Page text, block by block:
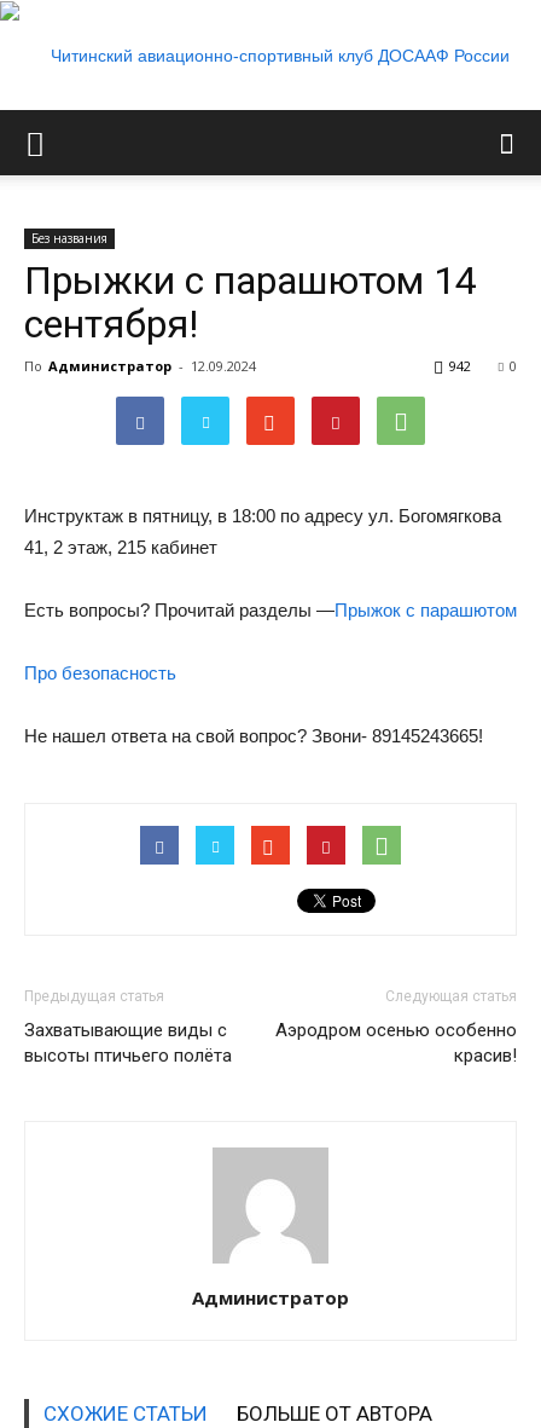
авиационно-
ДОСААФ
Без названия
Прыжки с парашютом 14
сентября!
По Администратор - 12.09.2024 0
942
Инструктаж в пятницу, в 18:00 по адресу ул. Богомягкова
41, 2 этаж, 215 кабинет
Есть вопросы? Прочитай разделы —Прыжок с парашютом
Про безопасность
Не нашел ответа на свой вопрос? Звони- 89145243665!
Предыдущая статья
Захватывающие виды с
высоты птичьего полёта
Следующая статья
Аэродром осенью особенно
красив!
Администратор
СХОЖИЕ СТАТЬИ БОЛЬШЕ ОТ АВТОРА